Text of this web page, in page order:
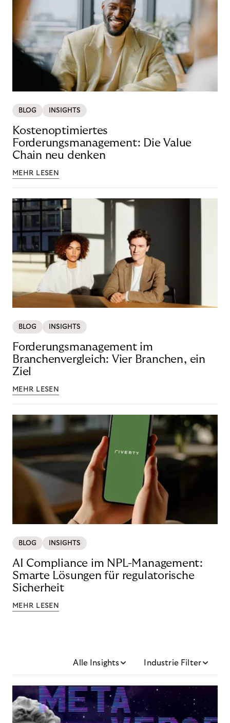
BLOG INSIGHTS
Kostenoptimiertes
Forderungsmanagement: Die Value
Chain neu denken
MEHR LESEN
BLOG INSIGHTS
Forderungsmanagement im
Branchenvergleich: Vier Branchen, ein
Ziel
MEHR LESEN
BLOG INSIGHTS
AI Compliance im NPL-Management:
Smarte Lösungen für regulatorische
Sicherheit
MEHR LESEN
Alle Insights Industrie Filter